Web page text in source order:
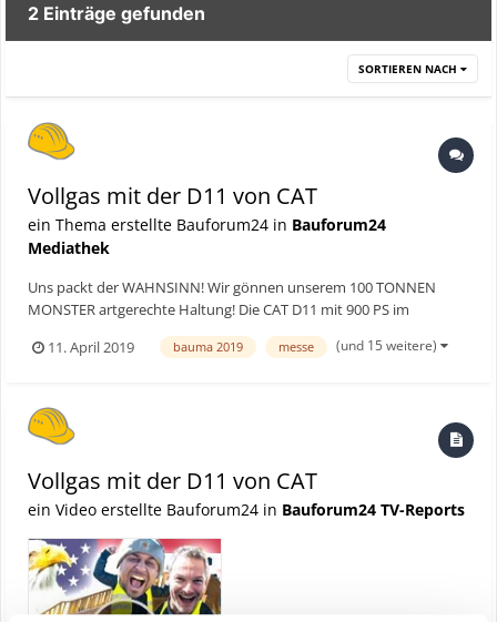
2 Einträge gefunden
SORTIEREN NACH
Vollgas mit der D11 von CAT
ein Thema erstellte Bauforum24 in Bauforum24
Mediathek
Uns packt der WAHNSINN! Wir gönnen unserem 100 TONNEN
MONSTER artgerechte Haltung! Die CAT D11 mit 900 PS im
Vergleich mit der D3!!! Wir schieben um die Wette...wer macht wohl
das RENNEN 😉 ► Bauforum24 TV Youtube Kanal Hier geht's zur
11. April 2019 bauma 2019 messe (und 15 weitere)
Vollgas mit der D11 von CAT
ein Video erstellte Bauforum24 in Bauforum24 TV-Reports